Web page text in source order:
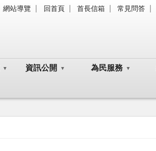
網站導覽 回首頁 首長信箱 常見問答
資訊公開 為民服務